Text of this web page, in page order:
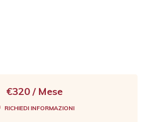
€320 / Mese
RICHIEDI INFORMAZIONI